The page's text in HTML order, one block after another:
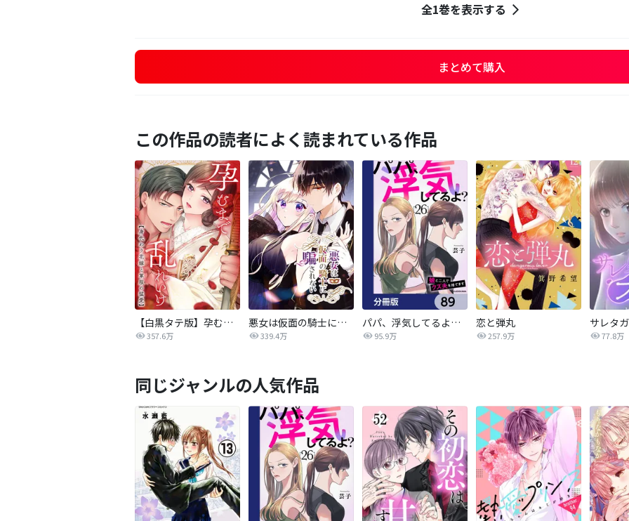
全1巻を表示する
まとめて購入
この作品の読者によく読まれている作品
【白黒タテ版】孕むまで乱れいけ～身代わり花嫁と軍服の猛愛
357.6万
悪女は仮面の騎士に騙されない
339.4万
パパ、浮気してるよ？娘と二人でクズ夫を捨てます【分冊版】
95.9万
恋と弾丸
257.9万 77.8万
同じジャンルの人気作品